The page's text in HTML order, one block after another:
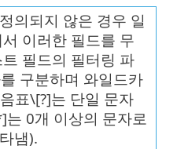
의되지 않은 경우 일
이러한 필드를 무
필드의 필터링 파
구분하며 와일드카
표\[?]는 단일 문자
0개 이상의 문자로
냄).